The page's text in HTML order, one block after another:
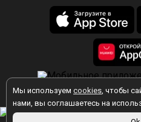
Мы используем cookies, чтобы
нами, вы соглашаетесь на
2026 © Колба